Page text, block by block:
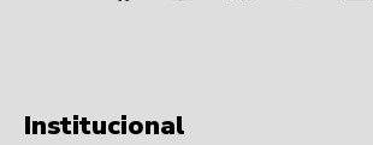
Institucional